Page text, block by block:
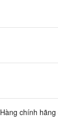
Hàng chính